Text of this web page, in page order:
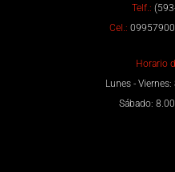
Telf.:
Cel.:
Horario
Lunes -
Sábado: